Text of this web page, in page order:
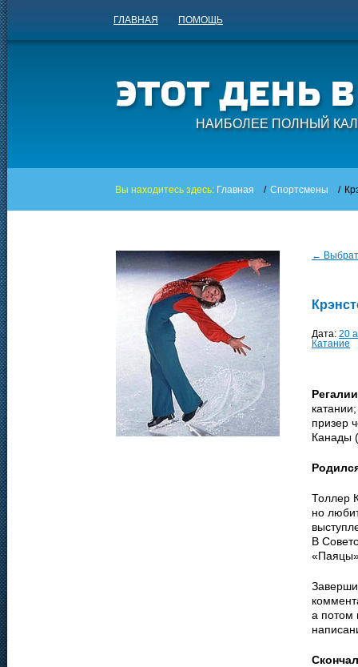
ГЛАВНАЯ ПОМОЩЬ
НАИБОЛЕЕ ПОЛНЫЙ
Вы находитесь здесь: Главная / Спортсмены /
←
Дата: 20
Катание
призер
Канады
Толлер
но
В
а потом